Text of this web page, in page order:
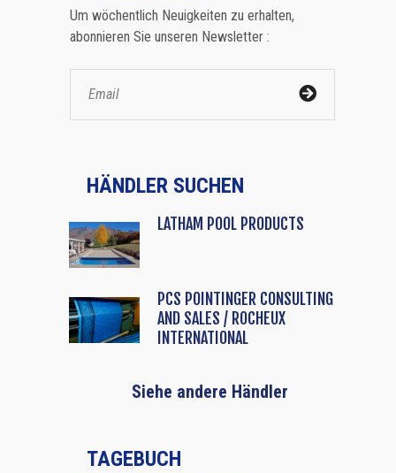
Um wöchentlich Neuigkeiten zu erhalten,
abonnieren Sie unseren Newsletter :
HÄNDLER SUCHEN
LATHAM POOL PRODUCTS
PCS POINTINGER CONSULTING
AND SALES / ROCHEUX
INTERNATIONAL
Siehe andere Händler
TAGEBUCH